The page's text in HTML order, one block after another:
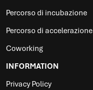
Percorso di incubazione
Percorso di accelerazione
Coworking
INFORMATION
Privacy Policy